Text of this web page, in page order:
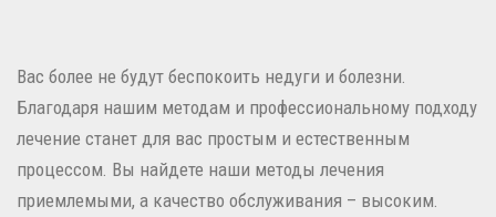
Вас более не будут беспокоить недуги и болезни.
Благодаря нашим методам и профессиональному подходу
лечение станет для вас простым и естественным
процессом. Вы найдете наши методы лечения
приемлемыми, а качество обслуживания – высоким.